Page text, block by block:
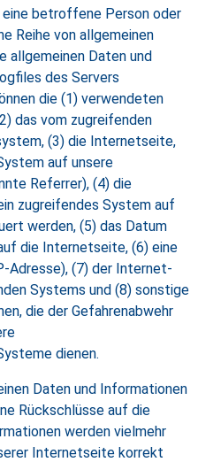
betroffene Person oder
Reihe von allgemeinen
allgemeinen Daten und
des Servers
die (1) verwendeten
das vom zugreifenden
(3) die Internetseite,
auf unsere
Referrer), (4) die
zugreifendes System auf
werden, (5) das Datum
die Internetseite, (6) eine
(7) der Internet-
Systems und (8) sonstige
die der Gefahrenabwehr
dienen.
Daten und Informationen
Rückschlüsse auf die
werden vielmehr
Internetseite korrekt